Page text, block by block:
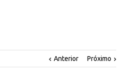
Anterior Próximo